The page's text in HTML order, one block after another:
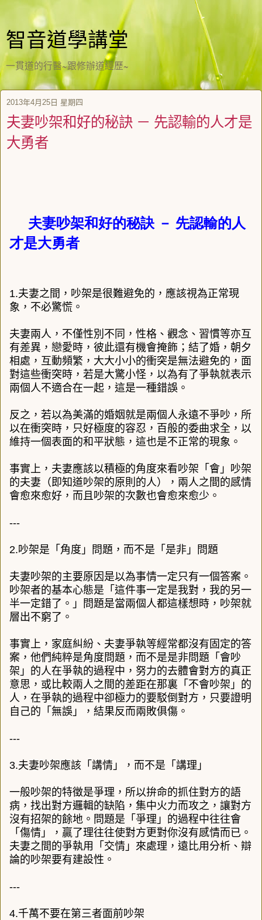
智音道學講堂
一貫道的行醫~跟修辦道經歷~
2013年4月25日 星期四
夫妻吵架和好的秘訣 － 先認輸的人才是
大勇者
夫妻吵架和好的秘訣 － 先認輸的人
才是大勇者
1.夫妻之間，吵架是很難避免的，應該視為正常現
象，不必驚慌。
夫妻兩人，不僅性別不同，性格、觀念、習慣等亦互
有差異，戀愛時，彼此還有機會掩飾；結了婚，朝夕
相處，互動頻繁，大大小小的衝突是無法避免的，面
對這些衝突時，若是大驚小怪，以為有了爭執就表示
兩個人不適合在一起，這是一種錯誤。
反之，若以為美滿的婚姻就是兩個人永遠不爭吵，所
以在衝突時，只好極度的容忍，百般的委曲求全，以
維持一個表面的和平狀態，這也是不正常的現象。
事實上，夫妻應該以積極的角度來看吵架「會」吵架
的夫妻（即知道吵架的原則的人），兩人之間的感情
會愈來愈好，而且吵架的次數也會愈來愈少。
---
2.吵架是「角度」問題，而不是「是非」問題
夫妻吵架的主要原因是以為事情一定只有一個答案。
吵架者的基本心態是「這件事一定是我對，我的另一
半一定錯了。」問題是當兩個人都這樣想時，吵架就
層出不窮了。
事實上，家庭糾紛、夫妻爭執等經常都沒有固定的答
案，他們純粹是角度問題，而不是是非問題「會吵
架」的人在爭執的過程中，努力的去體會對方的真正
意思，或比較兩人之間的差距在那裏「不會吵架」的
人，在爭執的過程中卻極力的要駁倒對方，只要證明
自己的「無誤」，結果反而兩敗俱傷。
---
3.夫妻吵架應該「講情」，而不是「講理」
一般吵架的特徵是爭理，所以拚命的抓住對方的語
病，找出對方邏輯的缺陷，集中火力而攻之，讓對方
沒有招架的餘地。問題是「爭理」的過程中往往會
「傷情」，贏了理往往使對方更對你沒有感情而已。
夫妻之間的爭執用「交情」來處理，遠比用分析、辯
論的吵架要有建設性。
---
4.千萬不要在第三者面前吵架